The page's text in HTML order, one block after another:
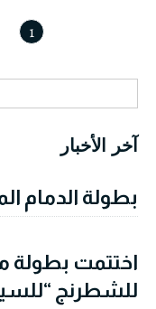
1
آخر الأخبار
بطولة الدمام
اختتمت بطولة
للشطرنج